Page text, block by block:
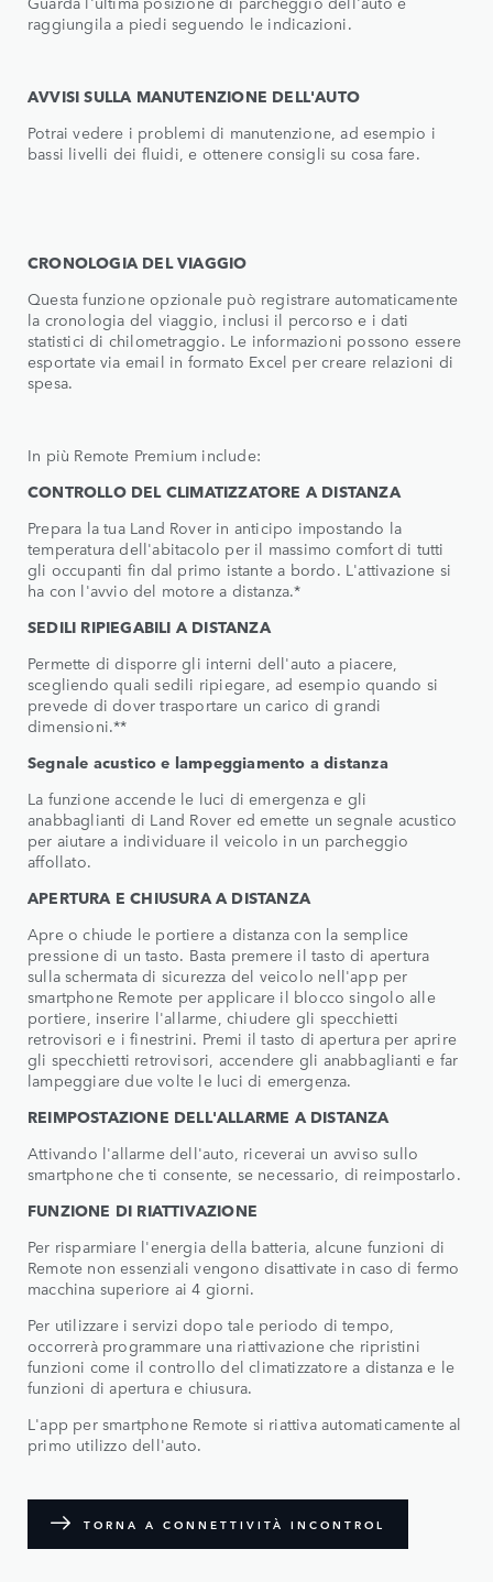
raggiungila a piedi seguendo le indicazioni.
AVVISI SULLA MANUTENZIONE DELL'AUTO
Potrai vedere i problemi di manutenzione, ad esempio i
bassi livelli dei fluidi, e ottenere consigli su cosa fare.
CRONOLOGIA DEL VIAGGIO
Questa funzione opzionale può registrare automaticamente
la cronologia del viaggio, inclusi il percorso e i dati
statistici di chilometraggio. Le informazioni possono essere
esportate via email in formato Excel per creare relazioni di
spesa.
In più Remote Premium include:
CONTROLLO DEL CLIMATIZZATORE A DISTANZA
Prepara la tua Land Rover in anticipo impostando la
temperatura dell'abitacolo per il massimo comfort di tutti
gli occupanti fin dal primo istante a bordo. L'attivazione si
ha con l'avvio del motore a distanza.*
SEDILI RIPIEGABILI A DISTANZA
Permette di disporre gli interni dell'auto a piacere,
scegliendo quali sedili ripiegare, ad esempio quando si
prevede di dover trasportare un carico di grandi
dimensioni.**
Segnale acustico e lampeggiamento a distanza
La funzione accende le luci di emergenza e gli
anabbaglianti di Land Rover ed emette un segnale acustico
per aiutare a individuare il veicolo in un parcheggio
affollato.
APERTURA E CHIUSURA A DISTANZA
Apre o chiude le portiere a distanza con la semplice
pressione di un tasto. Basta premere il tasto di apertura
sulla schermata di sicurezza del veicolo nell'app per
smartphone Remote per applicare il blocco singolo alle
portiere, inserire l'allarme, chiudere gli specchietti
retrovisori e i finestrini. Premi il tasto di apertura per aprire
gli specchietti retrovisori, accendere gli anabbaglianti e far
lampeggiare due volte le luci di emergenza.
REIMPOSTAZIONE DELL'ALLARME A DISTANZA
Attivando l'allarme dell'auto, riceverai un avviso sullo
smartphone che ti consente, se necessario, di reimpostarlo.
FUNZIONE DI RIATTIVAZIONE
Per risparmiare l'energia della batteria, alcune funzioni di
Remote non essenziali vengono disattivate in caso di fermo
macchina superiore ai 4 giorni.
Per utilizzare i servizi dopo tale periodo di tempo,
occorrerà programmare una riattivazione che ripristini
funzioni come il controllo del climatizzatore a distanza e le
funzioni di apertura e chiusura.
L'app per smartphone Remote si riattiva automaticamente al
primo utilizzo dell'auto.
TORNA A CONNETTIVITÀ INCONTROL